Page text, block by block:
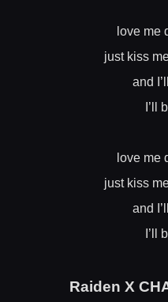
love me
just kiss
and
I’ll
love me
just kiss
and
I’ll
Raiden X